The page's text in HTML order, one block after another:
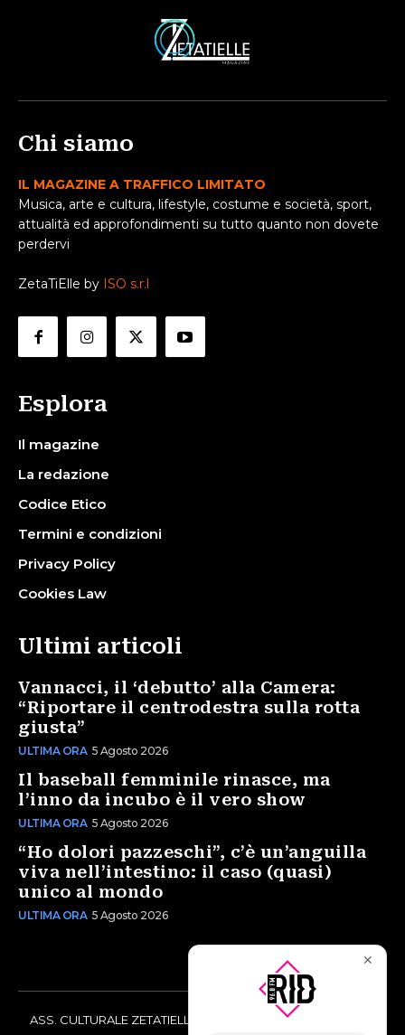
Chi siamo
IL MAGAZINE A TRAFFICO LIMITATO
Musica, arte e cultura, lifestyle, costume e società, sport,
attualità ed approfondimenti su tutto quanto non dovete
perdervi
ZetaTiElle by ISO s.r.l
Esplora
Il magazine
La redazione
Codice Etico
Termini e condizioni
Privacy Policy
Cookies Law
Ultimi articoli
Vannacci, il ‘debutto’ alla Camera:
“Riportare il centrodestra sulla rotta
giusta”
ULTIMA ORA 5 Agosto 2026
Il baseball femminile rinasce, ma
l’inno da incubo è il vero show
ULTIMA ORA 5 Agosto 2026
“Ho dolori pazzeschi”, c’è un’anguilla
viva nell’intestino: il caso (quasi)
unico al mondo
ULTIMA ORA 5 Agosto 2026
ASS. CULTURALE ZETATIELLE OFF via Vittorio Amedeo II, 21 -
✕